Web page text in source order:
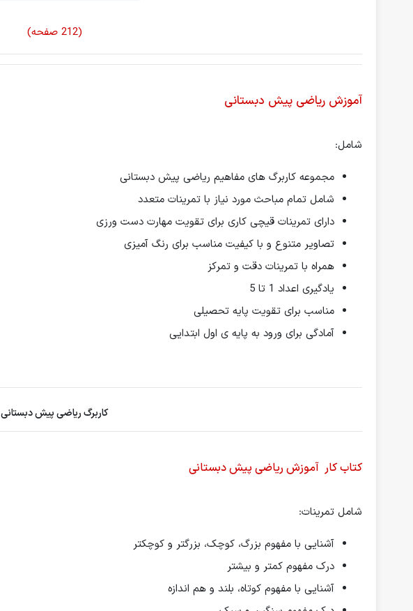
(212 صفحه)
آموزش ریاضی پیش دبستانی
شامل:
مجموعه کاربرگ های مفاهیم ریاضی پیش دبستانی
شامل تمام مباحث مورد نیاز با تمرینات متعدد
دارای تمرینات قیچی کاری برای تقویت مهارت دست ورزی
تصاویر متنوع و با کیفیت مناسب برای رنگ آمیزی
همراه با تمرینات دقت و تمرکز
یادگیری اعداد 1 تا 5
مناسب برای تقویت پایه تحصیلی
آمادگی برای ورود به پایه ی اول ابتدایی
کاربرگ ریاضی پیش دبستانی
کتاب کار آموزش ریاضی پیش دبستانی
شامل تمرینات:
آشنایی با مفهوم بزرگ، کوچک، بزرگتر و کوچکتر
درک مفهوم کمتر و بیشتر
آشنایی با مفهوم کوتاه، بلند و هم اندازه